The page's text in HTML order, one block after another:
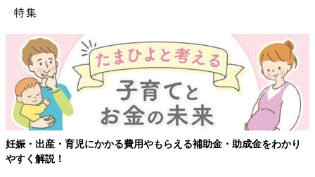
特集
をわかり
【ワクチン接種できるものも】妊婦の感染症対策、知